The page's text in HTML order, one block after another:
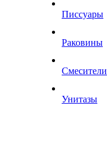
Писсуары
Раковины
Смесители
Унитазы